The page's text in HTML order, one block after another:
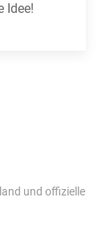
Idee!
und offizielle